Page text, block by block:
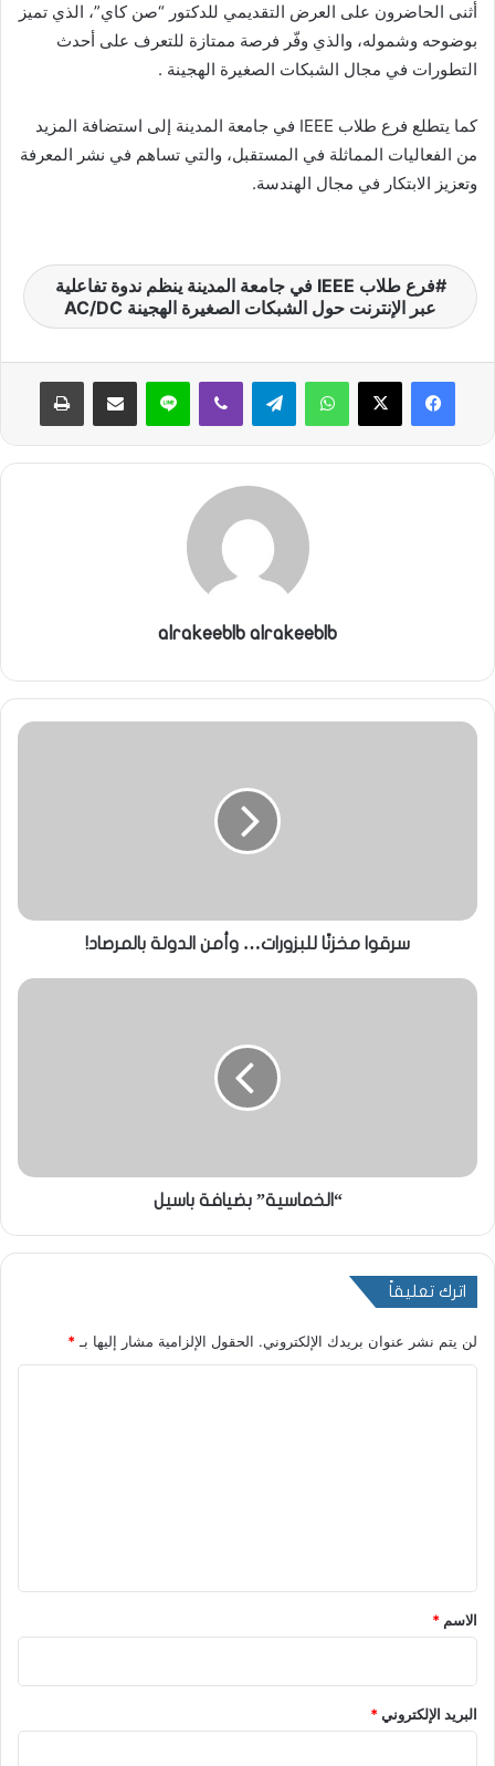
أثنى الحاضرون على العرض التقديمي للدكتور “صن كاي”، الذي تميز
بوضوحه وشموله، والذي وفّر فرصة ممتازة للتعرف على أحدث
التطورات في مجال الشبكات الصغيرة الهجينة .
كما يتطلع فرع طلاب IEEE في جامعة المدينة إلى استضافة المزيد
من الفعاليات المماثلة في المستقبل، والتي تساهم في نشر المعرفة
وتعزيز الابتكار في مجال الهندسة.
فرع طلاب IEEE في جامعة المدينة ينظم ندوة تفاعلية
عبر الإنترنت حول الشبكات الصغيرة الهجينة AC/DC
واتساب تيلقرام ڤايبر لاين مشاركة عبر البريد طباعة
alrakeeblb alrakeeblb
سرقوا مخزنًا للبزورات… وأمن الدولة بالمرصاد!
“الخماسية” بضيافة باسيل
اترك تعليقاً
لن يتم نشر عنوان بريدك الإلكتروني. الحقول الإلزامية مشار إليها بـ*
*
الاسم *
البريد الإلكتروني*